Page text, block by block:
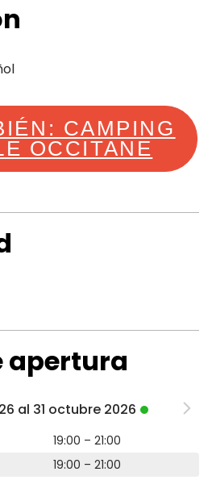
CAMPING
OCCITANE
apertura
al 31 octubre 2026
19:00 – 21:00
19:00 – 21:00